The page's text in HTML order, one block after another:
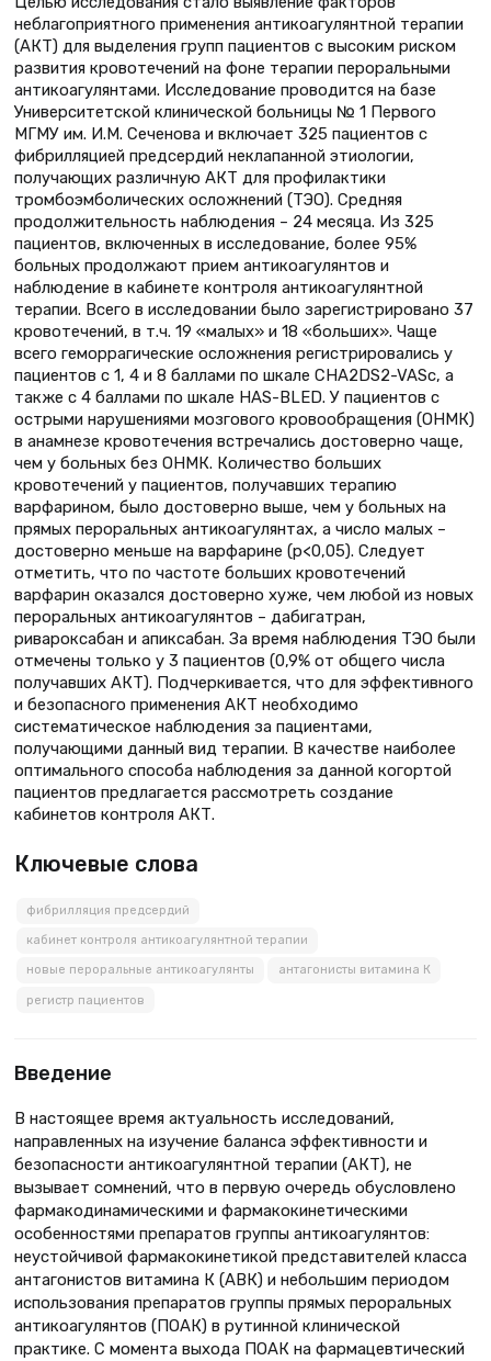
неблагоприятного применения антикоагулянтной терапии
(АКТ) для выделения групп пациентов с высоким риском
развития кровотечений на фоне терапии пероральными
антикоагулянтами. Исследование проводится на базе
Университетской клинической больницы № 1 Первого
МГМУ им. И.М. Сеченова и включает 325 пациентов с
фибрилляцией предсердий неклапанной этиологии,
получающих различную АКТ для профилактики
тромбоэмболических осложнений (ТЭО). Средняя
продолжительность наблюдения – 24 месяца. Из 325
пациентов, включенных в исследование, более 95%
больных продолжают прием антикоагулянтов и
наблюдение в кабинете контроля антикоагулянтной
терапии. Всего в исследовании было зарегистрировано 37
кровотечений, в т.ч. 19 «малых» и 18 «больших». Чаще
всего геморрагические осложнения регистрировались у
пациентов с 1, 4 и 8 баллами по шкале CHA2DS2-VASc, а
также с 4 баллами по шкале HAS-BLED. У пациентов с
острыми нарушениями мозгового кровообращения (ОНМК)
в анамнезе кровотечения встречались достоверно чаще,
чем у больных без ОНМК. Количество больших
кровотечений у пациентов, получавших терапию
варфарином, было достоверно выше, чем у больных на
прямых пероральных антикоагулянтах, а число малых –
достоверно меньше на варфарине (p<0,05). Следует
отметить, что по частоте больших кровотечений
варфарин оказался достоверно хуже, чем любой из новых
пероральных антикоагулянтов – дабигатран,
ривароксабан и апиксабан. За время наблюдения ТЭО были
отмечены только у 3 пациентов (0,9% от общего числа
получавших АКТ). Подчеркивается, что для эффективного
и безопасного применения АКТ необходимо
систематическое наблюдения за пациентами,
получающими данный вид терапии. В качестве наиболее
оптимального способа наблюдения за данной когортой
пациентов предлагается рассмотреть создание
кабинетов контроля АКТ.
Ключевые слова
фибрилляция предсердий
кабинет контроля антикоагулянтной терапии
новые пероральные антикоагулянты антагонисты витамина К
регистр пациентов
Введение
В настоящее время актуальность исследований,
направленных на изучение баланса эффективности и
безопасности антикоагулянтной терапии (АКТ), не
вызывает сомнений, что в первую очередь обусловлено
фармакодинамическими и фармакокинетическими
особенностями препаратов группы антикоагулянтов:
неустойчивой фармакокинетикой представителей класса
антагонистов витамина К (АВК) и небольшим периодом
использования препаратов группы прямых пероральных
антикоагулянтов (ПОАК) в рутинной клинической
практике. С момента выхода ПОАК на фармацевтический